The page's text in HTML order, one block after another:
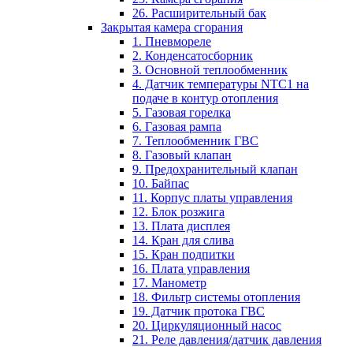
26. Расширительный бак
Закрытая камера сгорания
1. Пневмореле
2. Конденсатосборник
3. Основной теплообменник
4. Датчик температуры NTC1 на
подаче в контур отопления
5. Газовая горелка
6. Газовая рампа
7. Теплообменник ГВС
8. Газовый клапан
9. Предохранительный клапан
10. Байпас
11. Корпус платы управления
12. Блок розжига
13. Плата дисплея
14. Кран для слива
15. Кран подпитки
16. Плата управления
17. Манометр
18. Фильтр системы отопления
19. Датчик протока ГВС
20. Циркуляционный насос
21. Реле давления/датчик давления